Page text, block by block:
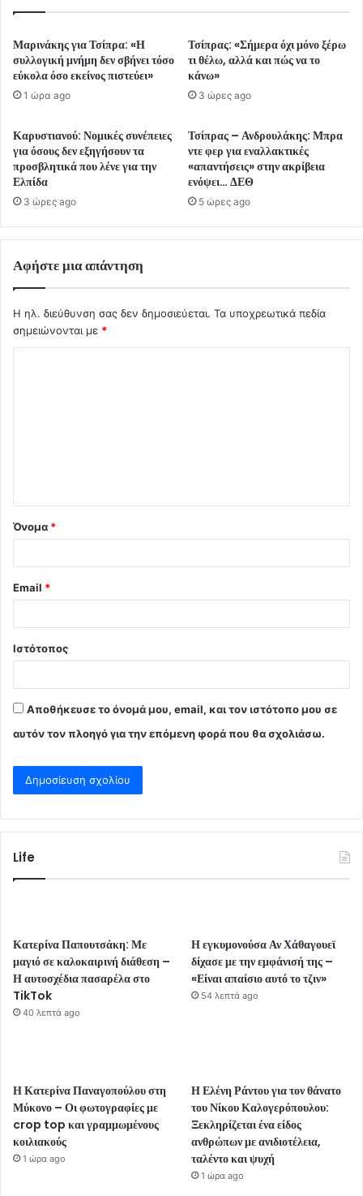
Μαρινάκης για Τσίπρα: «Η
συλλογική μνήμη δεν σβήνει τόσο
εύκολα όσο εκείνος πιστεύει»
1 ώρα ago
Τσίπρας: «Σήμερα όχι μόνο ξέρω
τι θέλω, αλλά και πώς να το
κάνω»
3 ώρες ago
Καρυστιανού: Νομικές συνέπειες
για όσους δεν εξηγήσουν τα
προσβλητικά που λένε για την
Ελπίδα
3 ώρες ago
Τσίπρας – Ανδρουλάκης: Μπρα
ντε φερ για εναλλακτικές
«απαντήσεις» στην ακρίβεια
ενόψει… ΔΕΘ
5 ώρες ago
Αφήστε μια απάντηση
Η ηλ. διεύθυνση σας δεν δημοσιεύεται. Τα υποχρεωτικά πεδία
σημειώνονται με *
*
Όνομα *
Email *
Ιστότοπος
Αποθήκευσε το όνομά μου, email, και τον ιστότοπο μου σε
αυτόν τον πλοηγό για την επόμενη φορά που θα σχολιάσω.
Life
Κατερίνα Παπουτσάκη: Με
μαγιό σε καλοκαιρινή διάθεση –
Η αυτοσχέδια πασαρέλα στο
TikTok
40 λεπτά ago
Η εγκυμονούσα Αν Χάθαγουεϊ
δίχασε με την εμφάνισή της –
«Είναι απαίσιο αυτό το τζιν»
54 λεπτά ago
Η Κατερίνα Παναγοπούλου στη
Μύκονο – Οι φωτογραφίες με
crop top και γραμμωμένους
κοιλιακούς
1 ώρα ago
Η Ελένη Ράντου για τον θάνατο
του Νίκου Καλογερόπουλου:
Ξεκληρίζεται ένα είδος
ανθρώπων με ανιδιοτέλεια,
ταλέντο και ψυχή
1 ώρα ago